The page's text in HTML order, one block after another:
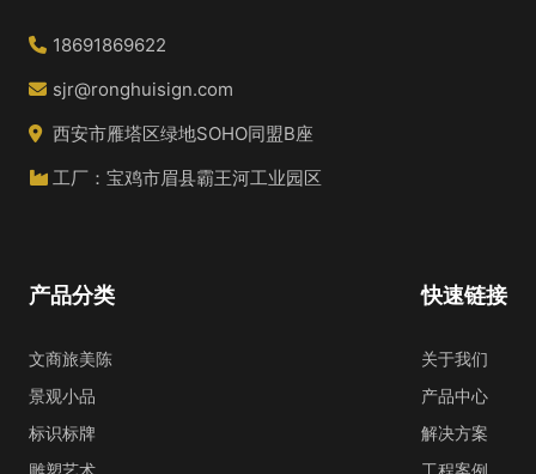
18691869622
sjr@ronghuisign.com
西安市雁塔区绿地SOHO同盟B座
工厂：宝鸡市眉县霸王河工业园区
快速链接
关于我们
产品中心
解决方案
工程案例
产品分类
文商旅美陈
景观小品
标识标牌
雕塑艺术